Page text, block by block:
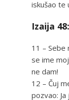
iskušao te
Izaija
11 – Sebe
se ime
ne dam!
12 – Čuj
pozvao: